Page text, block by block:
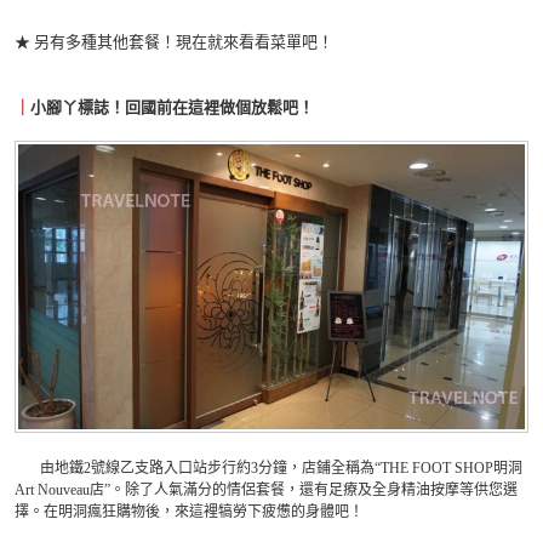
★ 另有多種其他套餐！現在就來看看菜單吧！
小腳丫標誌！回國前在這裡做個放鬆吧！
由地鐵2號線乙支路入口站步行約3分鐘，店鋪全稱為“THE FOOT SHOP明洞
Art Nouveau店”。除了人氣滿分的情侶套餐，還有足療及全身精油按摩等供您選
擇。在明洞瘋狂購物後，來這裡犒勞下疲憊的身體吧！